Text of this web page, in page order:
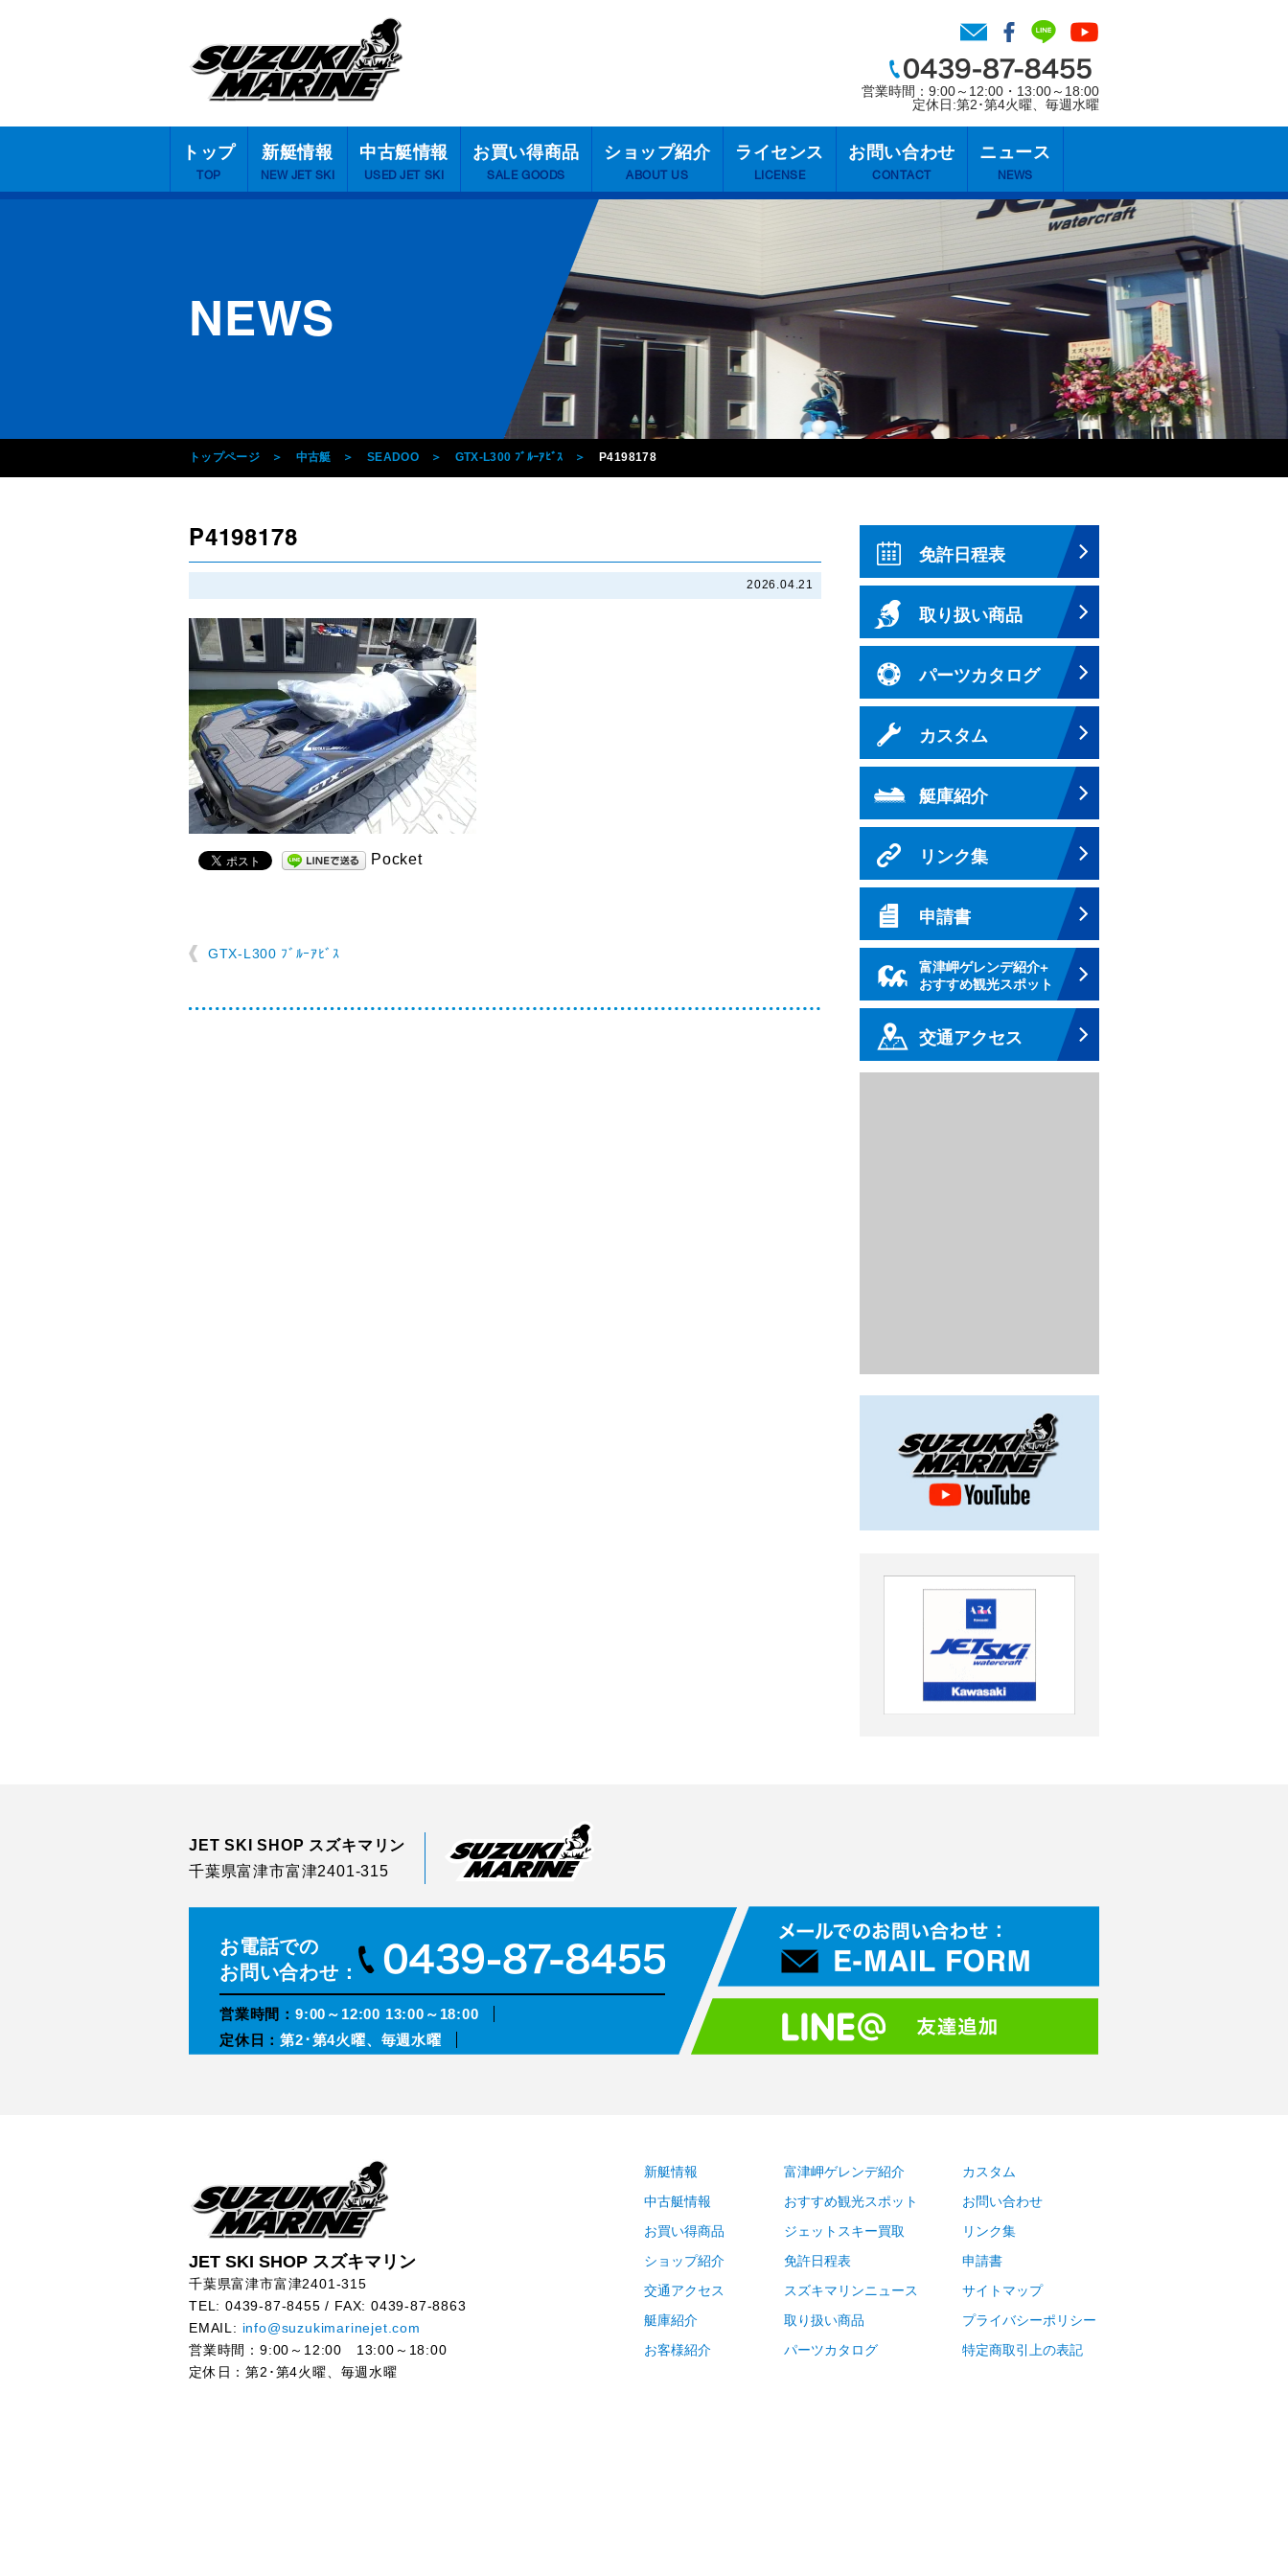
営業時間：9:00～12:00・13:00～18:00
定休日:第2･第4火曜、毎週水曜
トップ
TOP
新艇情報
NEW JET SKI
中古艇情報
USED JET SKI
お買い得商品
SALE GOODS
ショップ紹介
ABOUT US
ライセンス
LICENSE
お問い合わせ
CONTACT
ニュース
NEWS
NEWS
トップページ 中古艇 SEADOO GTX-L300 ﾌﾞﾙｰｱﾋﾞｽ P4198178
P4198178
2026.04.21
Pocket
GTX-L300 ﾌﾞﾙｰｱﾋﾞｽ
免許日程表
取り扱い商品
パーツカタログ
カスタム
艇庫紹介
リンク集
申請書
富津岬ゲレンデ紹介+
おすすめ観光スポット
交通アクセス
JET SKI SHOP スズキマリン
千葉県富津市富津2401-315
お電話での
お問い合わせ：
営業時間： 9:00～12:00 13:00～18:00
定休日：第2･第4火曜、毎週水曜
JET SKI SHOP スズキマリン
千葉県富津市富津2401-315
TEL: 0439-87-8455 / FAX: 0439-87-8863
EMAIL: info@suzukimarinejet.com
営業時間：9:00～12:00 13:00～18:00
定休日：第2･第4火曜、毎週水曜
新艇情報
中古艇情報
お買い得商品
ショップ紹介
交通アクセス
艇庫紹介
お客様紹介
富津岬ゲレンデ紹介
おすすめ観光スポット
ジェットスキー買取
免許日程表
スズキマリンニュース
取り扱い商品
パーツカタログ
カスタム
お問い合わせ
リンク集
申請書
サイトマップ
プライバシーポリシー
特定商取引上の表記